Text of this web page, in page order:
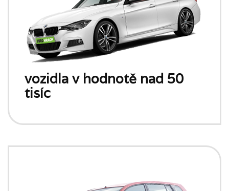
vozidla v hodnotě nad 50
tisíc